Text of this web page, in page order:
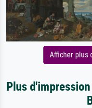
Afficher plus
Plus